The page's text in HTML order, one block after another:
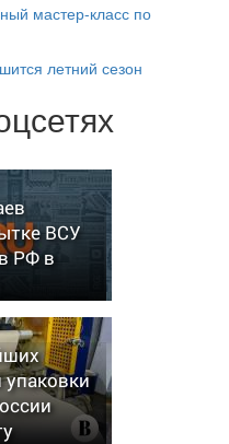
мастер-класс по
летний сезон
ВСУ
РФ в